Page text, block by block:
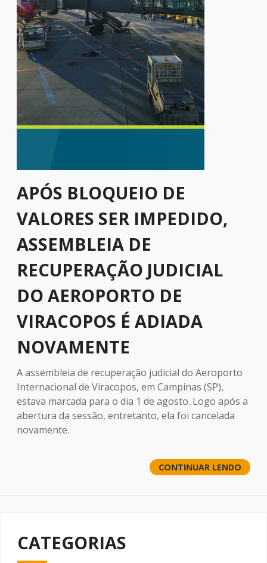
APÓS BLOQUEIO DE
VALORES SER IMPEDIDO,
ASSEMBLEIA DE
RECUPERAÇÃO JUDICIAL
DO AEROPORTO DE
VIRACOPOS É ADIADA
NOVAMENTE
A assembleia de recuperação judicial do Aeroporto
Internacional de Viracopos, em Campinas (SP),
estava marcada para o dia 1 de agosto. Logo após a
abertura da sessão, entretanto, ela foi cancelada
novamente.
CONTINUAR LENDO
CATEGORIAS